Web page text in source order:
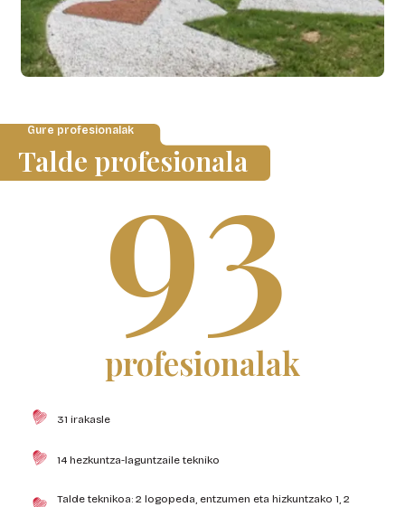
Gure profesionalak
Talde profesionala
93
profesionalak
31 irakasle
14 hezkuntza-laguntzaile tekniko
Talde teknikoa: 2 logopeda, entzumen eta hizkuntzako 1, 2